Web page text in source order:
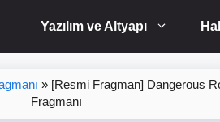
Yazılım ve Altyapı
» [Resmi Fragman] Dangerous
Fragmanı